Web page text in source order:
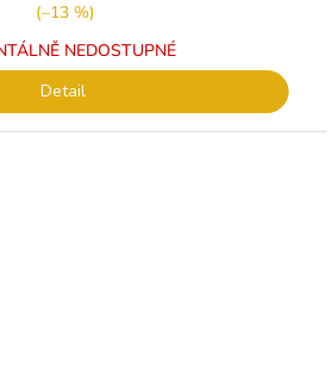
(–13 %)
NEDOSTUPNÉ
Detail